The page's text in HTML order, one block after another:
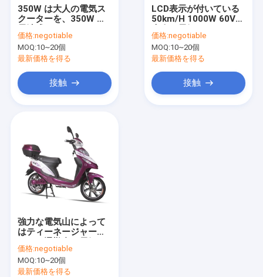
プロダクト
ビデオ
私達について
品質管理
私達に連絡しなさい
350W は大人の電気ス
クーターを、350W の
450W モーター飾りま
す
価格:negotiable
MOQ:10~20個
最新価格を得る
接触
LCD表示が付いている
50km/H 1000W 60Vの
価格:negotiable
MOQ:10~20個
最新価格を得る
接触
強力な電気山によって
はティーネージャーの
クーターが自転車に乗
ります
価格:negotiable
MOQ:10~20個
最新価格を得る